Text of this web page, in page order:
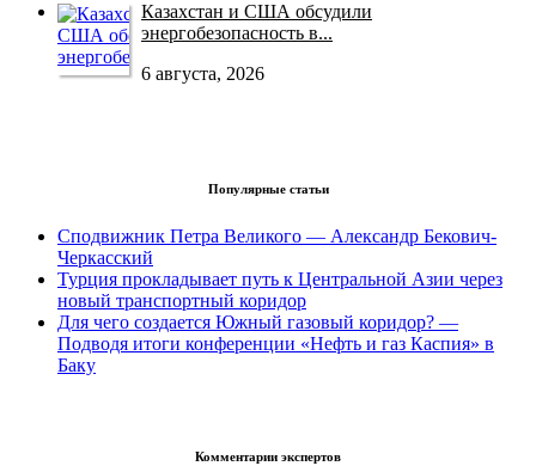
Казахстан и США обсудили
энергобезопасность в...
6 августа, 2026
Популярные статьи
Сподвижник Петра Великого — Александр Бекович-
Черкасский
Турция прокладывает путь к Центральной Азии через
новый транспортный коридор
Для чего создается Южный газовый коридор? —
Подводя итоги конференции «Нефть и газ Каспия» в
Баку
Комментарии экспертов